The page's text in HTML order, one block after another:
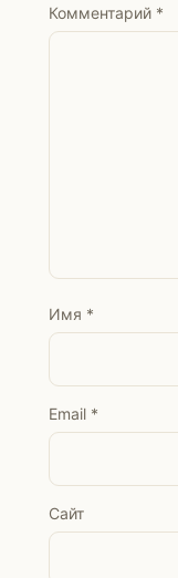
Комментарий *
Имя *
Email *
Сайт